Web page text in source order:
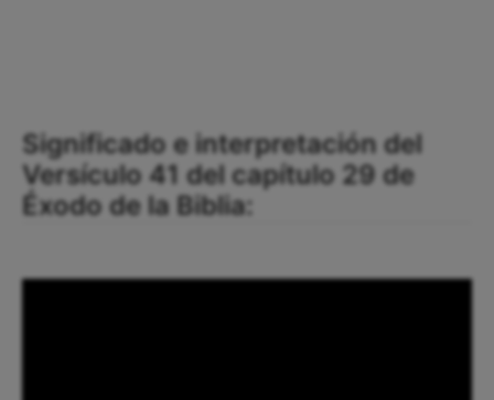
Significado e interpretación del
Versículo 41 del capítulo 29 de
Éxodo de la Biblia: